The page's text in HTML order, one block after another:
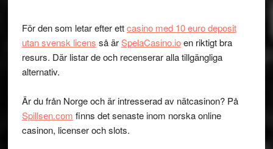
För den som letar efter ettcasino med 10 euro deposit
utan svensk licens så ärSpelaCasino.ioen riktigt bra
resurs. Där listar de och recenserar alla tillgängliga
alternativ.
Är du från Norge och är intresserad av nätcasinon? På
Spillsen.com finns det senaste inom norska online
casinon, licenser och slots.